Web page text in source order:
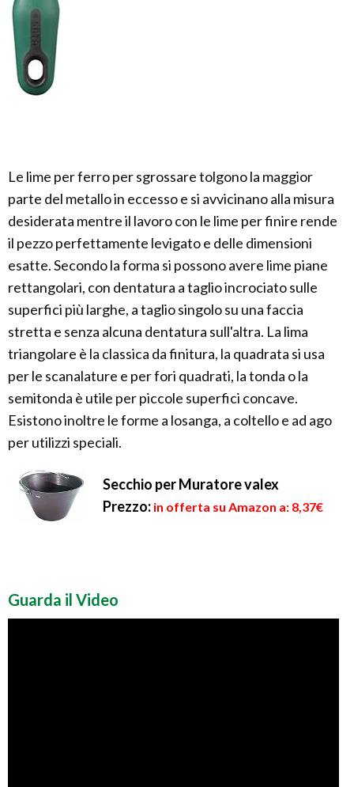
Le lime per ferro per sgrossare tolgono la maggior
parte del metallo in eccesso e si avvicinano alla misura
desiderata mentre il lavoro con le lime per finire rende
il pezzo perfettamente levigato e delle dimensioni
esatte. Secondo la forma si possono avere lime piane
rettangolari, con dentatura a taglio incrociato sulle
superfici più larghe, a taglio singolo su una faccia
stretta e senza alcuna dentatura sull'altra. La lima
triangolare è la classica da finitura, la quadrata si usa
per le scanalature e per fori quadrati, la tonda o la
semitonda è utile per piccole superfici concave.
Esistono inoltre le forme a losanga, a coltello e ad ago
per utilizzi speciali.
Secchio per Muratore valex
Prezzo: in offerta su Amazon a: 8,37€
Guarda il Video